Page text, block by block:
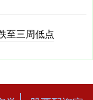
至三周低点